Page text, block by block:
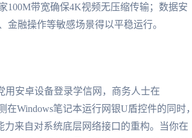
100M带宽确保4K视频无压缩传输；数据安
融操作等敏感场景得以平稳运行。
用安卓设备登录学信网，商务人士在
Windows笔记本运行网银U盾控件的同时，
来自对系统底层网络接口的重构。当你在